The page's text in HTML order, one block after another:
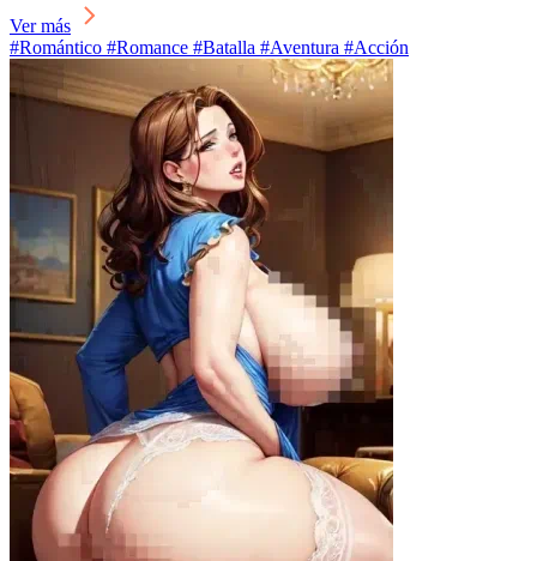
Ver más
#Romántico #Romance #Batalla #Aventura #Acción